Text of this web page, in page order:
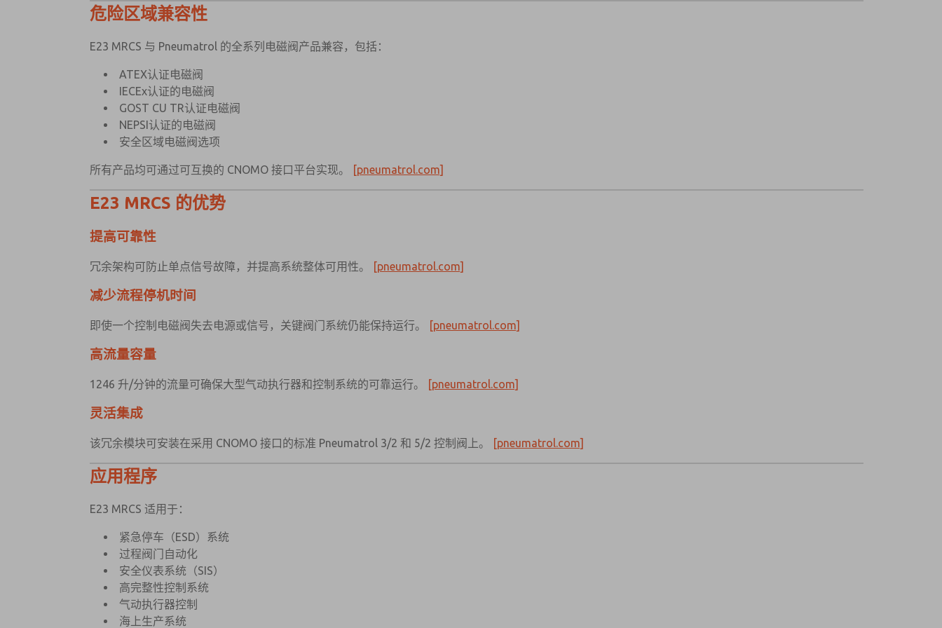
危险区域兼容性
E23 MRCS 与 Pneumatrol 的全系列电磁阀产品兼容，包括：
ATEX认证电磁阀
IECEx认证的电磁阀
GOST CU TR认证电磁阀
NEPSI认证的电磁阀
安全区域电磁阀选项
所有产品均可通过可互换的 CNOMO 接口平台实现。 [pneumatrol.com]
E23 MRCS 的优势
提高可靠性
冗余架构可防止单点信号故障，并提高系统整体可用性。 [pneumatrol.com]
减少流程停机时间
即使一个控制电磁阀失去电源或信号，关键阀门系统仍能保持运行。 [pneumatrol.com]
高流量容量
1246 升/分钟的流量可确保大型气动执行器和控制系统的可靠运行。 [pneumatrol.com]
灵活集成
该冗余模块可安装在采用 CNOMO 接口的标准 Pneumatrol 3/2 和 5/2 控制阀上。 [pneumatrol.com]
应用程序
E23 MRCS 适用于：
紧急停车（ESD）系统
过程阀门自动化
安全仪表系统（SIS）
高完整性控制系统
气动执行器控制
海上生产系统